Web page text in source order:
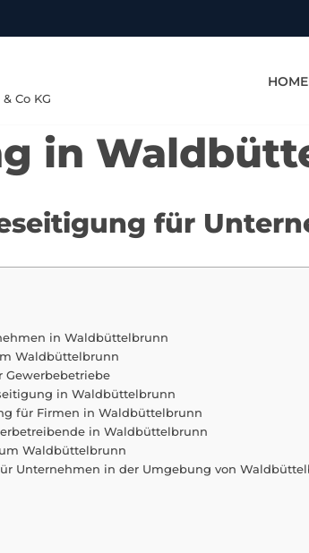
Co KG
in
für
in Waldbüttelbrunn
Waldbüttelbrunn
Gewerbebetriebe
in Waldbüttelbrunn
für Firmen in Waldbüttelbrunn
in Waldbüttelbrunn
Waldbüttelbrunn
Unternehmen in der Umgebung von